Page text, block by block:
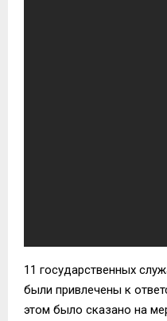
11 государственных
были привлечены к
этом было сказано на